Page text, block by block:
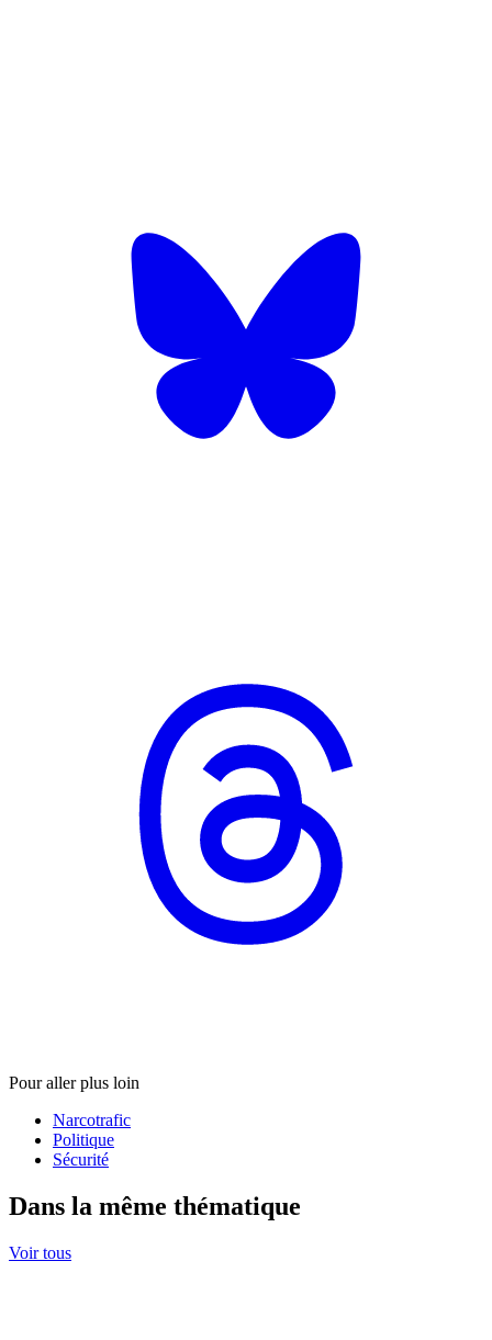
Pour aller plus loin
Narcotrafic
Politique
Sécurité
Dans la même thématique
Voir tous